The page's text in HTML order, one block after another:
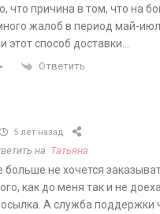
что причина в том, что на
жалоб в период май-
этот способ доставки…
Ответить
5 лет назад
на Татьяна
не хочется
как до меня так и не
А служба поддержки